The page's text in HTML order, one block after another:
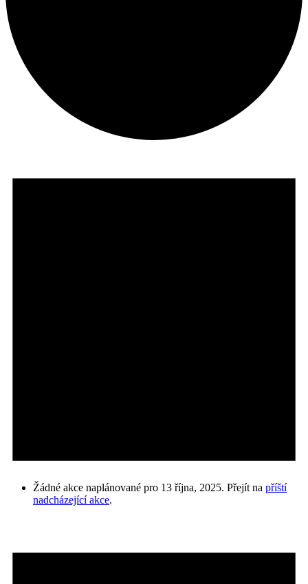
Žádné akce naplánované pro 13 října, 2025. Přejít na příští
nadcházející akce.